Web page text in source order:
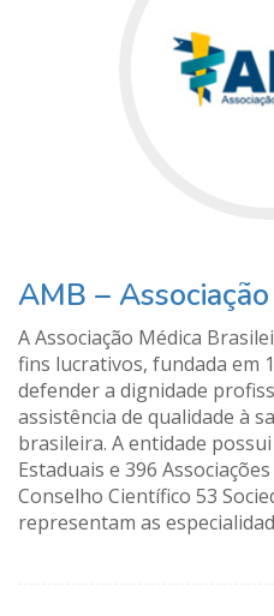
AMB –
A Associação Médica
fins lucrativos, fundada em
defender a dignidade
assistência de qualidade à
brasileira. A entidade
Estaduais e 396
Conselho Científico 53
representam as